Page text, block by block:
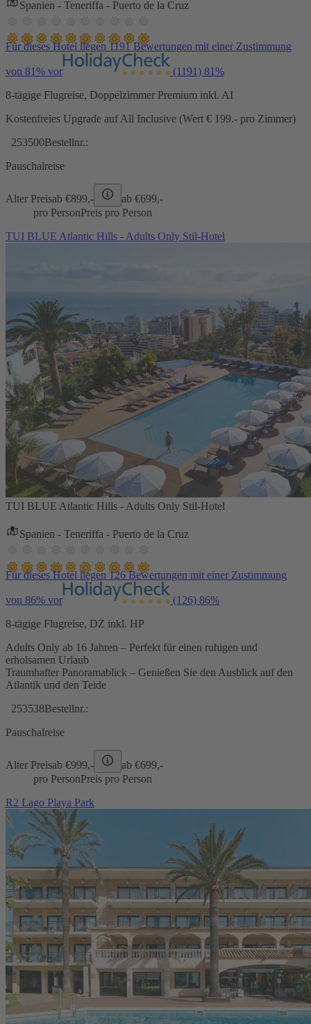
Spanien - Teneriffa - Puerto de la Cruz
Für dieses Hotel liegen 1191 Bewertungen mit einer Zustimmung
von 81% vor (1191) 81%
8-tägige Flugreise, Doppelzimmer Premium inkl. AI
Kostenfreies Upgrade auf All Inclusive (Wert € 199.- pro Zimmer)
253500Bestellnr.:
Pauschalreise
Alter Preisab €899,- ab €699,-
pro PersonPreis pro Person
TUI BLUE Atlantic Hills - Adults Only Stil-Hotel
TUI BLUE Atlantic Hills - Adults Only Stil-Hotel
Spanien - Teneriffa - Puerto de la Cruz
Für dieses Hotel liegen 126 Bewertungen mit einer Zustimmung
von 86% vor (126) 86%
8-tägige Flugreise, DZ inkl. HP
Adults Only ab 16 Jahren – Perfekt für einen ruhigen und
erholsamen Urlaub
Traumhafter Panoramablick – Genießen Sie den Ausblick auf den
Atlantik und den Teide
253538Bestellnr.:
Pauschalreise
Alter Preisab €999,- ab €699,-
pro PersonPreis pro Person
R2 Lago Playa Park